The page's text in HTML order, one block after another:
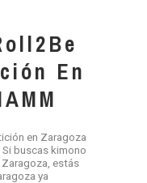
En
en Zaragoza
Si buscas kimono
estás
ya